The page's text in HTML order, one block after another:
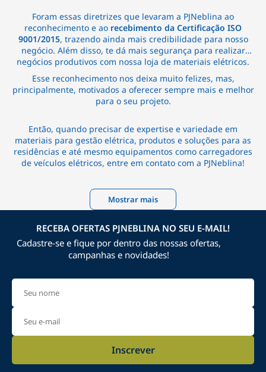
Foram essas diretrizes que levaram a PJNeblina ao
reconhecimento e ao recebimento da Certificação ISO
9001/2015, trazendo ainda mais credibilidade para nosso
negócio. Além disso, te dá mais segurança para realizar
negócios produtivos com nossa loja de materiais elétricos.
Esse reconhecimento nos deixa muito felizes, mas,
principalmente, motivados a oferecer sempre mais e melhor
para o seu projeto.
Então, quando precisar de expertise e variedade em
materiais para gestão elétrica, produtos e soluções para as
residências e até mesmo equipamentos como carregadores
de veículos elétricos, entre em contato com a PJNeblina!
Mostrar mais
RECEBA OFERTAS PJNEBLINA NO SEU E-MAIL!
Cadastre-se e fique por dentro das nossas ofertas,
campanhas e novidades!
Inscrever